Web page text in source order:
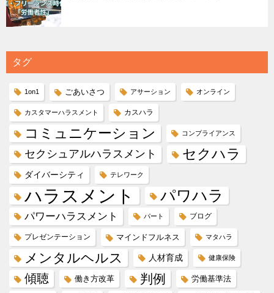
タグ
1on1 ごあいさつ アサーション オンライン
カスタマーハラスメント カスハラ
コミュニケーション コンプライアンス
セクシュアルハラスメント セクハラ
ダイバーシティ テレワーク
ハラスメント パワハラ
パワーハラスメント パート ブログ
プレゼンテーション マインドフルネス マタハラ
メンタルヘルス 人材育成 健康保険
傾聴 働き方改革 判例 労働基準法